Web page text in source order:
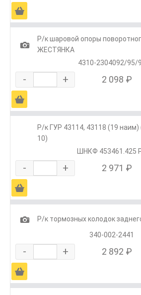
Ä
1
Р/к шаровой опоры
ЖЕСТЯНКА
4310-2304092/95/
- + 2 098 ₽
Ä
Р/к ГУР 43114, 43118 (19
10)
ШНКФ 453461.425
- + 2 971 ₽
Ä
1
Р/к тормозных колодок
340-002-2441
- + 2 892 ₽
Ä